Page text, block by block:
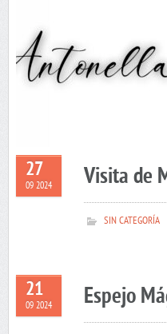
27
09 2024 Visita de
SIN CATEGORÍA
21
09 2024 Espejo